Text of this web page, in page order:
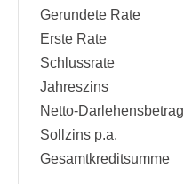
Gerundete Rate
Erste Rate
Schlussrate
Jahreszins
Netto-Darlehensbetrag
Sollzins p.a.
Gesamtkreditsumme